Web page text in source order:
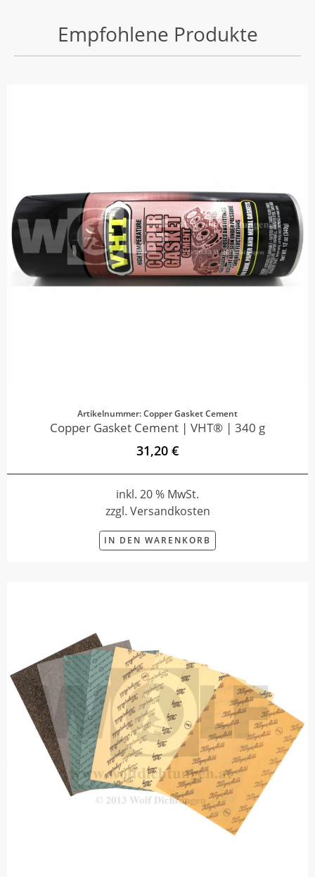
Empfohlene Produkte
Artikelnummer: Copper Gasket Cement
Copper Gasket Cement | VHT® | 340 g
31,20 €
inkl. 20 % MwSt.
zzgl. Versandkosten
IN DEN WARENKORB